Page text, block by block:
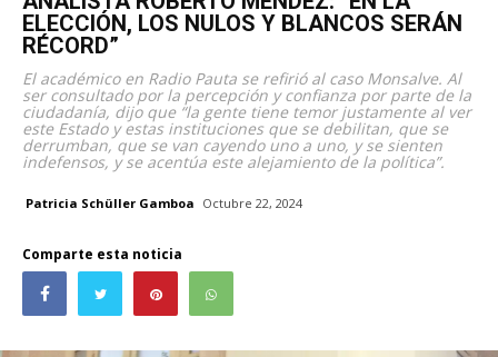
ELECCIÓN, LOS NULOS Y BLANCOS SERÁN
RÉCORD”
El académico en Radio Pauta se refirió al caso Monsalve. Al
ser consultado por la percepción y confianza por parte de la
ciudadanía, dijo que “la gente tiene temor justamente al ver
este Estado y estas instituciones que se debilitan, que se
derrumban, que se van cayendo uno a uno, y se sienten
indefensos, y se acentúa este alejamiento de la política”.
Patricia Schüller Gamboa Octubre 22, 2024
Comparte esta noticia